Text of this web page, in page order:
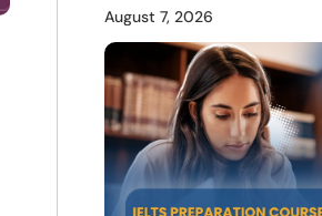
August 7, 2026